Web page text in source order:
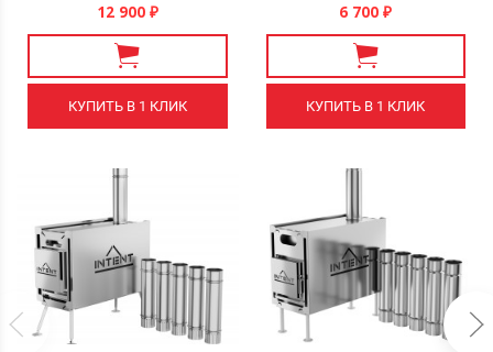
12 900 ₽
КУПИТЬ В 1 КЛИК
6 700₽
КУПИТЬ В 1 КЛИК